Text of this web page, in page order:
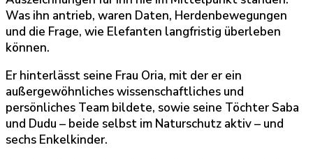
Was ihn antrieb, waren Daten, Herdenbewegungen
und die Frage, wie Elefanten langfristig überleben
können.
Er hinterlässt seine Frau Oria, mit der er ein
außergewöhnliches wissenschaftliches und
persönliches Team bildete, sowie seine Töchter Saba
und Dudu – beide selbst im Naturschutz aktiv – und
sechs Enkelkinder.